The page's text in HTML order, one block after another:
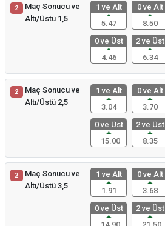
2
Maç Sonucu ve
Altı/Üstü 1,5
1 ve Alt
5.47
0 ve Alt
8.50
0 ve Üst
4.46
2 ve Üst
6.34
2
Maç Sonucu ve
Altı/Üstü 2,5
1 ve Alt
3.04
0 ve Alt
3.70
0 ve Üst
15.00
2 ve Üst
8.35
2
Maç Sonucu ve
Altı/Üstü 3,5
1 ve Alt
1.91
0 ve Alt
3.68
0 ve Üst
2 ve Üst